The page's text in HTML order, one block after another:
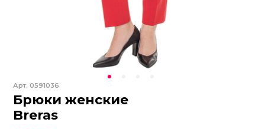
Арт.0591036
Брюки женские
Breras